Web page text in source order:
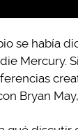
se había
Mercury.
Bryan